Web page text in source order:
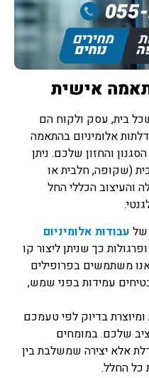
אישית
בית, עסק ולקוח הם
אלומיניום בהתאמה
והחזון שלכם. ניתן
(שקופה, חלבית או
והעיצוב הכללי החל
עבודות אלומיניום
כך שניתן ליצור קו
משתמשים בפרופילים
עמידות בפני שמש,
בדיוק לפי טעמכם
שלכם. במומחים
אלא יצירה שמשלבת בין
החלל.